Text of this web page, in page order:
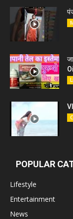
POPULAR
Lifestyle
Entertainment
News